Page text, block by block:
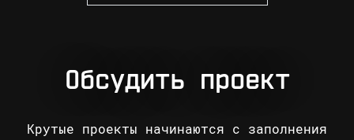
Обсудить проект
Крутые проекты начинаются с заполнения